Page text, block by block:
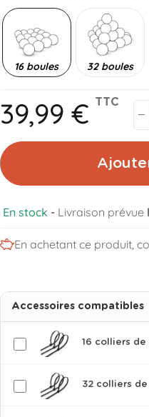
16 boules 32 boules
39,99 € TTC
En stock - Livraison prévue
En achetant ce produit,
Accessoires compatibles
16 colliers de
32 colliers de